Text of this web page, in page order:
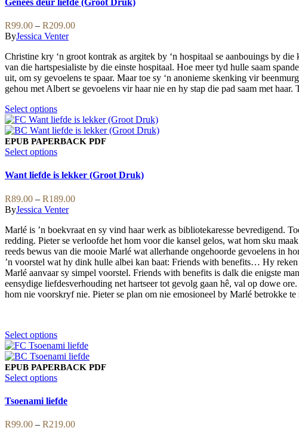
be
chosen
on
the
product
page
multiple
variants.
The
options
may
be
chosen
on
product
page
R99.00 – R209.00Price
through
R209.00
ByJessica Venter
Christine kry ‘n groot kontrak as argitek by ‘n hospitaal se aanbouings by
van die hartspesialiste by die einste hospitaal. Hoe meer tyd hulle saam
uit, om sy gevoelens te spaar. Maar toe sy ‘n anonieme skenking vir
gehou met Albert se gevoelens vir haar nie en hy stap die pad saam met
Select optionsThis
product
has
multiple
variants.
options
be
chosen
on
the
product
page
EPUB PAPERBACK PDF
Select optionsThis
has
variants.
The
options
may
be
chosen
on
the
product
page
Want liefde is lekker (Groot Druk)
R89.00 – R189.00Price
through
R189.00
ByJessica Venter
Marlé is ’n boekvraat en sy vind haar werk as bibliotekaresse bevredigend.
redding. Pieter se verloofde het hom voor die kansel gelos, wat hom sku
reeds bewus van die mooie Marlé wat allerhande ongehoorde gevoelens in
’n voorstel wat hy dink hulle albei kan baat: Friends with benefits… Hy
Marlé aanvaar sy simpel voorstel. Friends with benefits is dalk die enigste
eensydige liefdesverhouding net hartseer tot gevolg gaan hê, val op dowe
hom nie voorskryf nie. Pieter se plan om nie emosioneel by Marlé betrokke
Select optionsThis
product
has
multiple
variants.
options
be
EPUB PAPERBACK PDF
Select optionsThis
has
variants.
Tsoenami liefde
R99.00 – R219.00Price